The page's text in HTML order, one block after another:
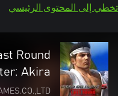
تخطي إلى المحتوى الرئيسي
Round
Akira